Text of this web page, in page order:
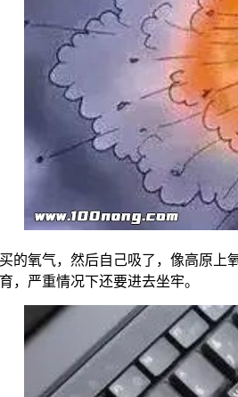
的氧气，然后自己吸了，像高原
，严重情况下还要进去坐牢。